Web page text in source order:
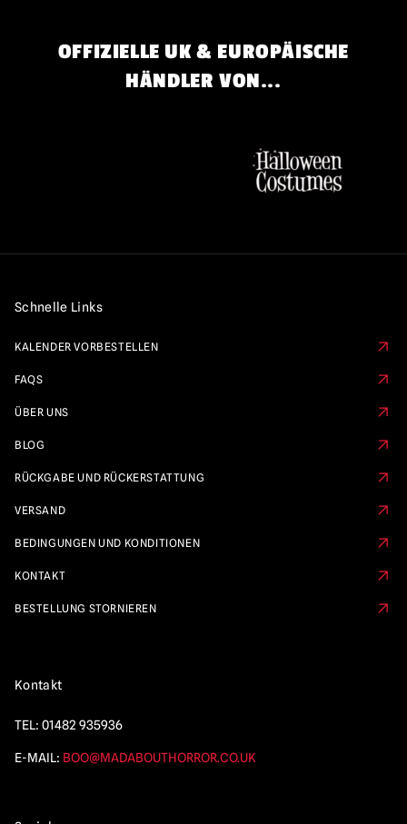
OFFIZIELLE UK & EUROPÄISCHE
HÄNDLER VON...
Schnelle Links
KALENDER VORBESTELLEN
FAQS
ÜBER UNS
BLOG
RÜCKGABE UND RÜCKERSTATTUNG
VERSAND
BEDINGUNGEN UND KONDITIONEN
KONTAKT
BESTELLUNG STORNIEREN
Kontakt
TEL: 01482 935936
E-MAIL: BOO@MADABOUTHORROR.CO.UK